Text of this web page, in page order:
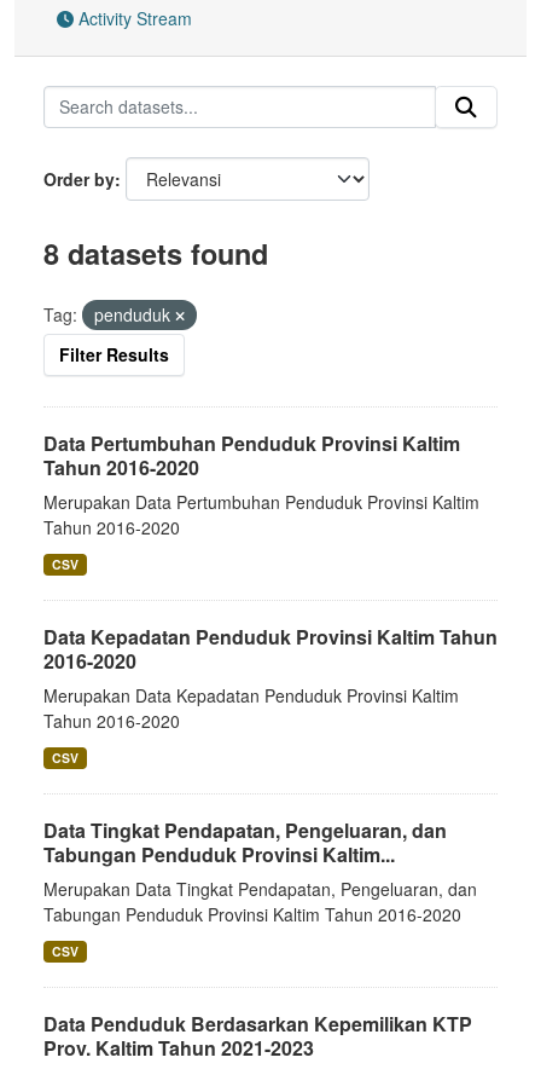
Activity Stream
Order by
8 datasets found
Tag:
penduduk
Filter Results
Data Pertumbuhan Penduduk Provinsi Kaltim
Tahun 2016-2020
Merupakan Data Pertumbuhan Penduduk Provinsi Kaltim
Tahun 2016-2020
CSV
Data Kepadatan Penduduk Provinsi Kaltim Tahun
2016-2020
Merupakan Data Kepadatan Penduduk Provinsi Kaltim
Tahun 2016-2020
CSV
Data Tingkat Pendapatan, Pengeluaran, dan
Tabungan Penduduk Provinsi Kaltim...
Merupakan Data Tingkat Pendapatan, Pengeluaran, dan
Tabungan Penduduk Provinsi Kaltim Tahun 2016-2020
CSV
Data Penduduk Berdasarkan Kepemilikan KTP
Prov. Kaltim Tahun 2021-2023